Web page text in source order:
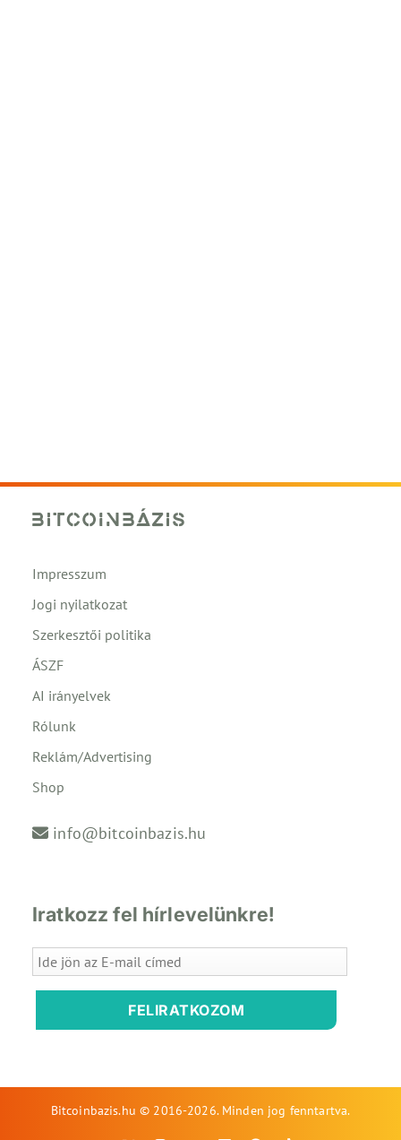
Impresszum
Jogi nyilatkozat
Szerkesztői politika
ÁSZF
AI irányelvek
Rólunk
Reklám/Advertising
Shop
info@bitcoinbazis.hu
Iratkozz fel hírlevelünkre!
FELIRATKOZOM
Bitcoinbazis.hu © 2016-2026. Minden jog fenntartva.